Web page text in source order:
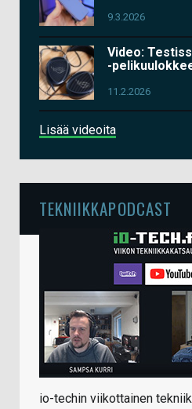
9.3.2026
Video:
-
11.2.2026
Lisää videoita
TEKNIIKKAPODCAST
io-techin viikottainen